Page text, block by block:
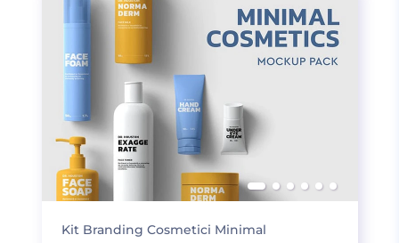
Kit Branding Cosmetici Minimal